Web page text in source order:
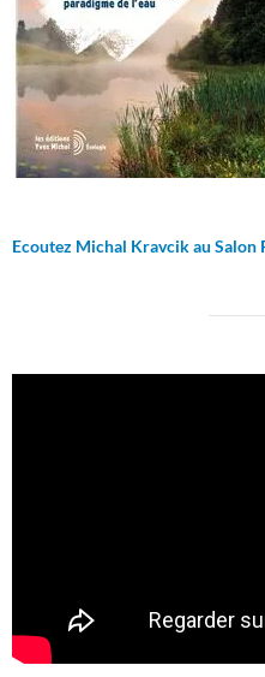
Ecoutez Michal Kravcik au Salon